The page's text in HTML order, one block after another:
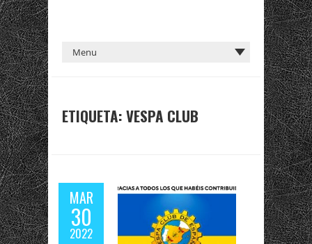
ETIQUETA:VESPA CLUB
MAR
30
2022